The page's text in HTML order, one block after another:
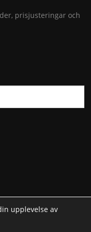
prisjusteringar och
förbehålls.
upplevelse av